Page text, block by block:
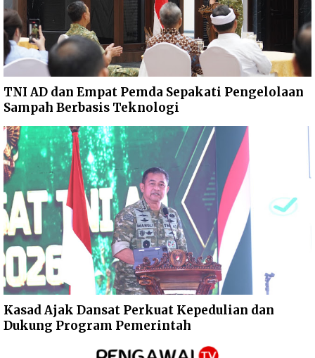
TNI AD dan Empat Pemda Sepakati Pengelolaan
Sampah Berbasis Teknologi
Kasad Ajak Dansat Perkuat Kepedulian dan
Dukung Program Pemerintah